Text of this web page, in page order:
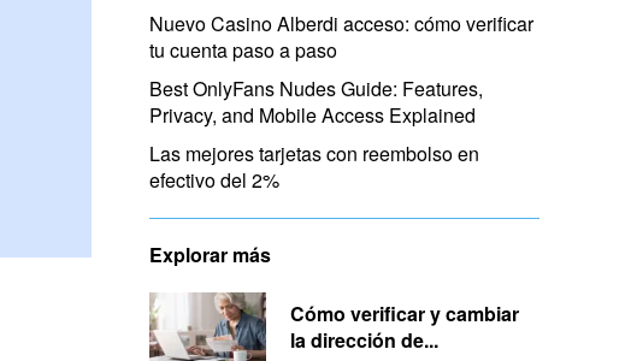
Nuevo Casino Alberdi acceso: cómo verificar
tu cuenta paso a paso
Best OnlyFans Nudes Guide: Features,
Privacy, and Mobile Access Explained
Las mejores tarjetas con reembolso en
efectivo del 2%
Explorar más
Cómo verificar y cambiar
la dirección de...